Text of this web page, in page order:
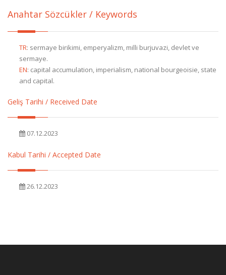
Anahtar Sözcükler / Keywords
TR: sermaye birikimi, emperyalizm, milli burjuvazi, devlet ve
sermaye.
EN: capital accumulation, imperialism, national bourgeoisie, state
and capital.
Geliş Tarihi / Received Date
07.12.2023
Kabul Tarihi / Accepted Date
26.12.2023